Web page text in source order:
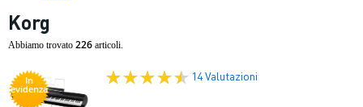
Korg
Abbiamo trovato 226 articoli.
In
evidenza
14 Valutazioni